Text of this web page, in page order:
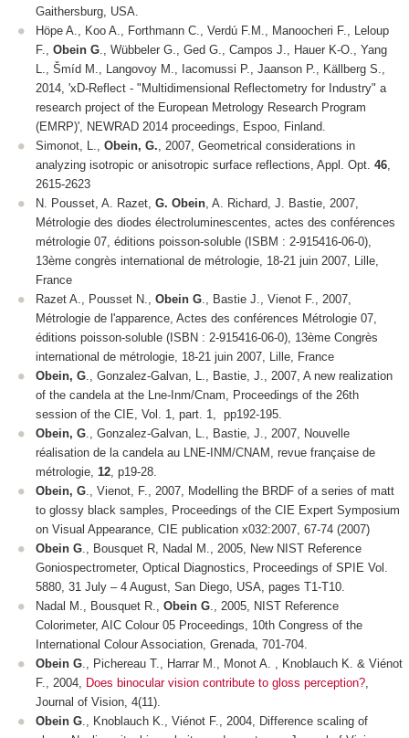
Gaithersburg, USA.
Höpe A., Koo A., Forthmann C., Verdú F.M., Manoocheri F., Leloup
F., Obein G ., Wübbeler G., Ged G., Campos J., Hauer K-O., Yang
L., Šmíd M., Langovoy M., Iacomussi P., Jaanson P., Källberg S.,
2014, 'xD-Reflect - "Multidimensional Reflectometry for Industry" a
research project of the European Metrology Research Program
(EMRP)', NEWRAD 2014 proceedings
Espoo, Finland.
Simonot, L., Obein, G. , 2007, Geometrical considerations in
analyzing isotropic or anisotropic surface reflections, Appl. Opt. 46
2615-2623
N. Pousset, A. Razet, G. Obein , A. Richard, J. Bastie, 2007,
Métrologie des diodes électroluminescentes, actes des conférences
métrologie 07 , éditions poisson-soluble (ISBM : 2-915416-06-0),
13ème congrès international de métrologie, 18-21 juin 2007, Lille,
France
Razet A., Pousset N., Obein G ., Bastie J., Vienot F., 2007,
Métrologie de l'apparence, Actes des conférences Métrologie 07,
éditions poisson-soluble (ISBN : 2-915416-06-0), 13ème Congrès
international de métrologie , 18-21 juin 2007, Lille, France
Obein, G ., Gonzalez-Galvan, L., Bastie, J., 2007, A new realization
of the candela at the Lne-Inm/Cnam, Proceedings of the 26th
session of the CIE, Vol. 1, part. 1, pp192-195.
Obein, G ., Gonzalez-Galvan, L., Bastie, J., 2007, Nouvelle
réalisation de la candela au LNE-INM/CNAM, revue française de
métrologie 12 , p19-28.
Obein, G ., Vienot, F., 2007, Modelling the BRDF of a series of matt
to glossy black samples, Proceedings of the CIE Expert Symposium
on Visual Appearance , CIE publication x032:2007, 67-74 (2007)
Obein G ., Bousquet R, Nadal M., 2005, New NIST Reference
Goniospectrometer, Optical Diagnostics
Proceedings of SPIE Vol.
5880 , 31 July – 4 August, San Diego, USA, pages T1-T10.
Nadal M., Bousquet R., Obein G ., 2005, NIST Reference
Colorimeter, AIC Colour 05 Proceedings, 10th Congress of the
International Colour Association , Grenada, 701-704.
Obein G ., Pichereau T., Harrar M., Monot A. , Knoblauch K. & Viénot
F., 2004, Does binocular vision contribute to gloss perception?
Journal of Vision 4(11).
Obein G ., Knoblauch K., Viénot F., 2004, Difference scaling of